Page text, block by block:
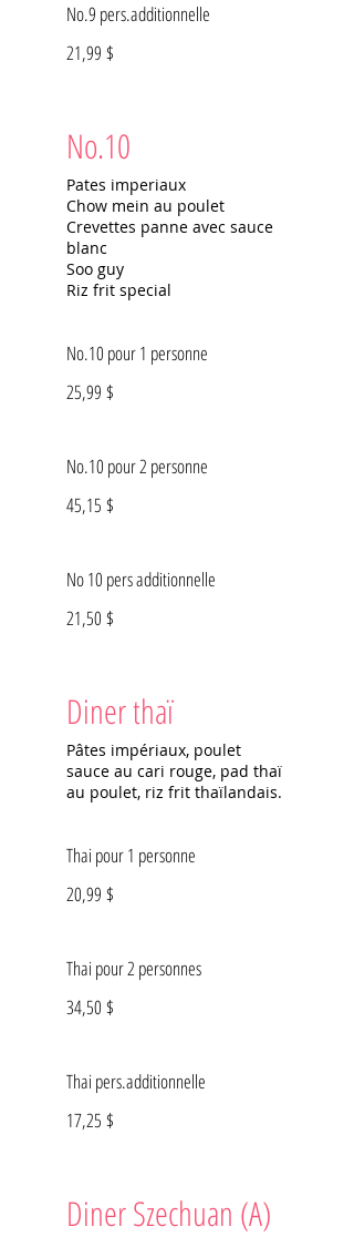
No.9 pers.additionnelle
21,99 $
No.10
Pates imperiaux
Chow mein au poulet
Crevettes panne avec sauce
blanc
Soo guy
Riz frit special
No.10 pour 1 personne
25,99 $
No.10 pour 2 personne
45,15 $
No 10 pers additionnelle
21,50 $
Diner thaï
Pâtes impériaux, poulet
sauce au cari rouge, pad thaï
au poulet, riz frit thaïlandais.
Thai pour 1 personne
20,99 $
Thai pour 2 personnes
34,50 $
Thai pers.additionnelle
17,25 $
Diner Szechuan (A)